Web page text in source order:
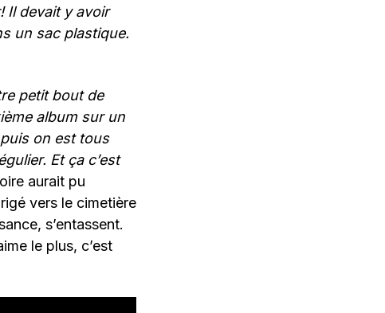
Il devait y avoir
un sac plastique.
petit bout de
album sur un
on est tous
Et ça c’est
aurait pu
vers le cimetière
s’entassent.
le plus, c’est